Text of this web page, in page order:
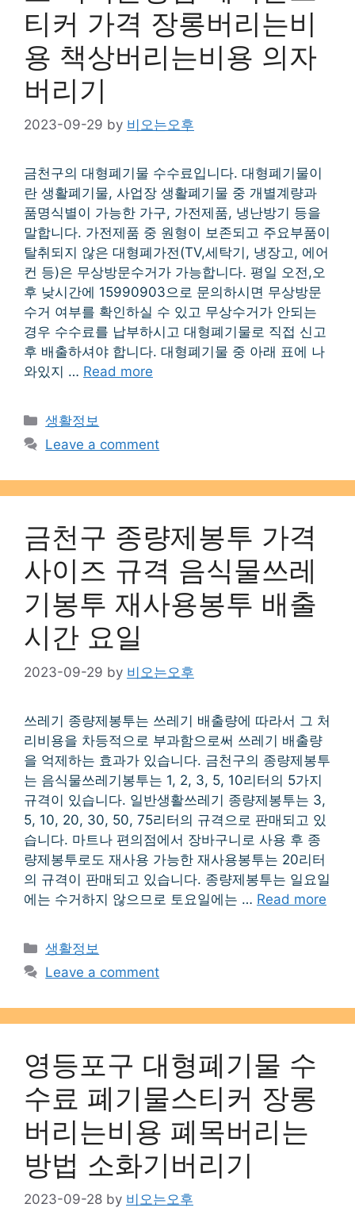
티커 가격 장롱버리는비
용 책상버리는비용 의자
버리기
2023-09-29 by 비오는오후
금천구의 대형폐기물 수수료입니다. 대형폐기물이
란 생활폐기물, 사업장 생활폐기물 중 개별계량과
품명식별이 가능한 가구, 가전제품, 냉난방기 등을
말합니다. 가전제품 중 원형이 보존되고 주요부품이
탈취되지 않은 대형폐가전(TV,세탁기, 냉장고, 에어
컨 등)은 무상방문수거가 가능합니다. 평일 오전,오
후 낮시간에 15990903으로 문의하시면 무상방문
수거 여부를 확인하실 수 있고 무상수거가 안되는
경우 수수료를 납부하시고 대형폐기물로 직접 신고
후 배출하셔야 합니다. 대형폐기물 중 아래 표에 나
와있지 … Read more
Categories
생활정보
Leave a comment
금천구 종량제봉투 가격
사이즈 규격 음식물쓰레
기봉투 재사용봉투 배출
시간 요일
2023-09-29 by 비오는오후
쓰레기 종량제봉투는 쓰레기 배출량에 따라서 그 처
리비용을 차등적으로 부과함으로써 쓰레기 배출량
을 억제하는 효과가 있습니다. 금천구의 종량제봉투
는 음식물쓰레기봉투는 1, 2, 3, 5, 10리터의 5가지
규격이 있습니다. 일반생활쓰레기 종량제봉투는 3,
5, 10, 20, 30, 50, 75리터의 규격으로 판매되고 있
습니다. 마트나 편의점에서 장바구니로 사용 후 종
량제봉투로도 재사용 가능한 재사용봉투는 20리터
의 규격이 판매되고 있습니다. 종량제봉투는 일요일
에는 수거하지 않으므로 토요일에는 … Read more
Categories
생활정보
Leave a comment
영등포구 대형폐기물 수
수료 폐기물스티커 장롱
버리는비용 폐목버리는
방법 소화기버리기
2023-09-28 by 비오는오후